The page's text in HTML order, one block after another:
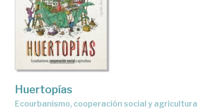
Huertopías
ecourbanismo, cooperación social y agricultura